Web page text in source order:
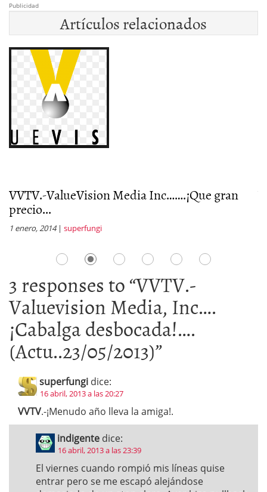
Publicidad
Artículos relacionados
VVTV.-ValueVision Media Inc…….¡Que gran
precio...
1 enero, 2014| superfungi
3 responses to “VVTV.-
Valuevision Media, Inc….
¡Cabalga desbocada!….
(Actu..23/05/2013)”
superfungi dice:
16 abril, 2013 a las 20:27
VVTV.-¡Menudo año lleva la amiga!.
indigente dice:
16 abril, 2013 a las 23:39
El viernes cuando rompió mis líneas quise
entrar pero se me escapó alejándose